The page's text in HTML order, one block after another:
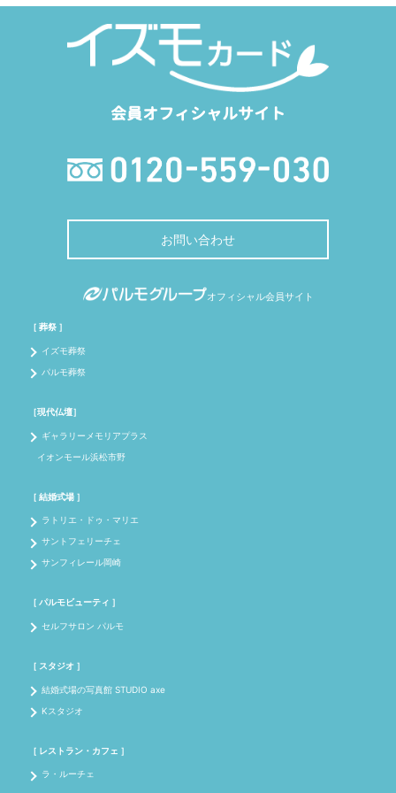
会員オフィシャルサイト
お問い合わせ
オフィシャル会員サイト
［ 葬祭 ］
イズモ葬祭
パルモ葬祭
［現代仏壇］
ギャラリーメモリアプラス
イオンモール浜松市野
［ 結婚式場 ］
ラトリエ・ドゥ・マリエ
サントフェリーチェ
サンフィレール岡崎
［ パルモビューティ ］
セルフサロン パルモ
［ スタジオ ］
結婚式場の写真館 STUDIO axe
Kスタジオ
［ レストラン・カフェ ］
ラ・ルーチェ